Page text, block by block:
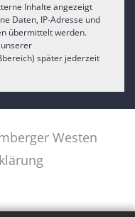
Inhalte angezeigt
Daten, IP-Adresse und
übermittelt werden.
später jederzeit
Westen